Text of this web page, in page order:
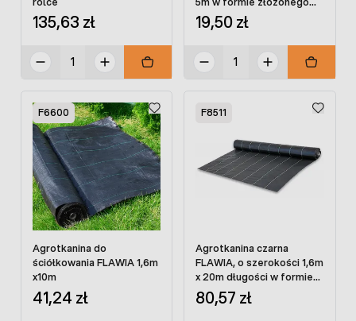
135,63 zł
arkusza
19,50 zł
F6600
Agrotkanina do
ściółkowania FLAWIA 1,6m
x10m
41,24 zł
F8511
Agrotkanina czarna
FLAWIA, o szerokości 1,6m
x 20m długości w formie
arkusza
80,57 zł